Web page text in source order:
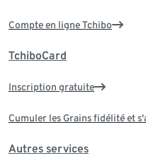
Compte en ligne Tchibo
TchiboCard
Inscription gratuite
Cumuler les Grains fidélité et
Autres services